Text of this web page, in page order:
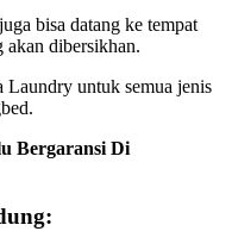
bisa datang ke tempat
akan dibersikhan.
Laundry untuk semua jenis
Bergaransi Di